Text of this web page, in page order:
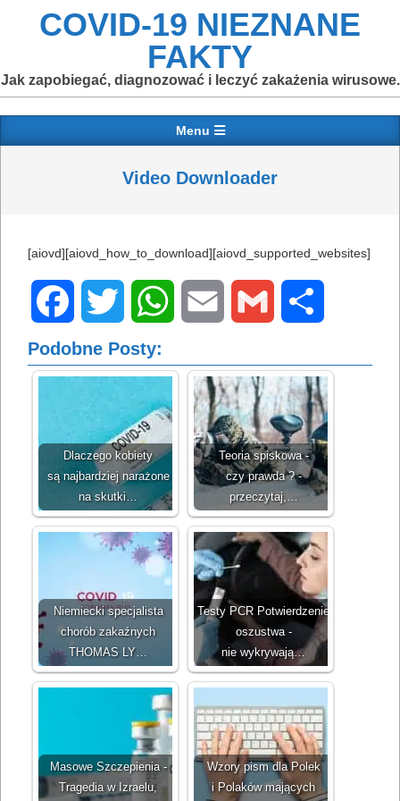
COVID-19 NIEZNANE
FAKTY
Jak zapobiegać, diagnozować i leczyć zakażenia wirusowe.
Navigation
Menu
Video Downloader
[aiovd][aiovd_how_to_download][aiovd_supported_websites]
FacebookTwitter WhatsApp
Podobne Posty:
Dlaczego kobiety
są najbardziej narażone
na skutki…
Teoria spiskowa -
czy prawda ? -
przeczytaj,…
Niemiecki specjalista
chorób zakaźnych
THOMAS LY…
Testy PCR Potwierdzenie
oszustwa -
nie wykrywają…
Masowe Szczepienia -
Tragedia w Izraelu,
Wzory pism dla Polek
i Polaków mających